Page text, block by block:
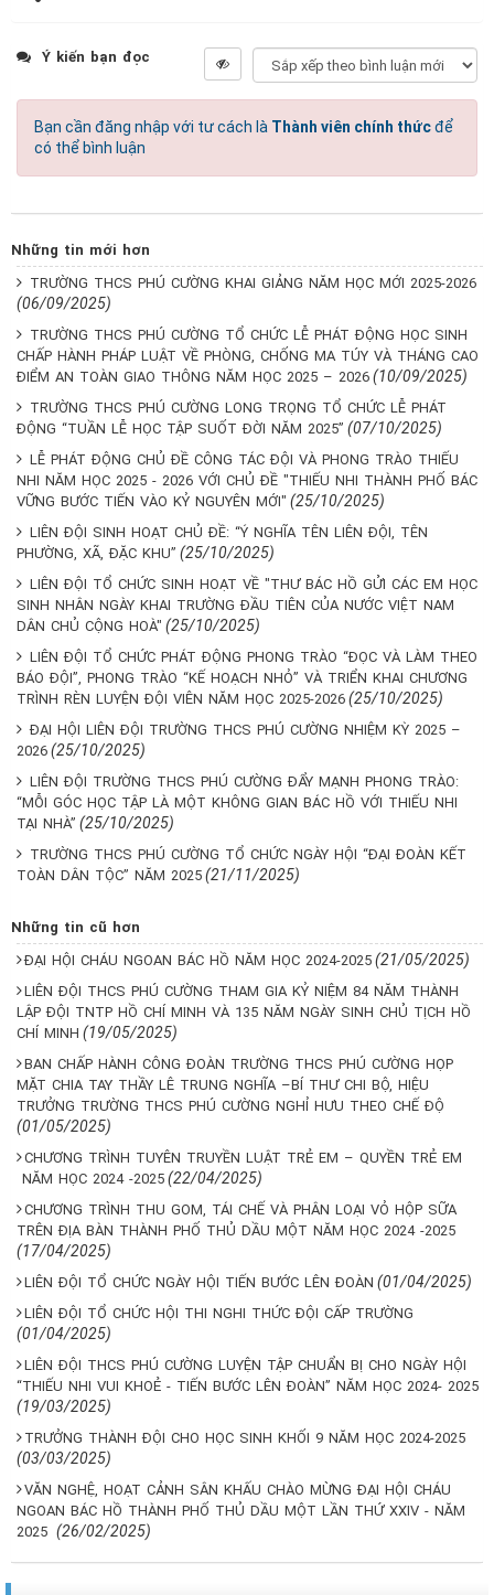
Ý kiến bạn đọc
Bạn cần đăng nhập với tư cách là Thành viên chính thứcđể
có thể bình luận
Những tin mới hơn
TRƯỜNG THCS PHÚ CƯỜNG KHAI GIẢNG NĂM HỌC MỚI 2025-2026
(06/09/2025)
TRƯỜNG THCS PHÚ CƯỜNG TỔ CHỨC LỄ PHÁT ĐỘNG HỌC SINH
CHẤP HÀNH PHÁP LUẬT VỀ PHÒNG, CHỐNG MA TÚY VÀ THÁNG CAO
ĐIỂM AN TOÀN GIAO THÔNG NĂM HỌC 2025 – 2026 (10/09/2025)
TRƯỜNG THCS PHÚ CƯỜNG LONG TRỌNG TỔ CHỨC LỄ PHÁT
ĐỘNG “TUẦN LỄ HỌC TẬP SUỐT ĐỜI NĂM 2025” (07/10/2025)
LỄ PHÁT ĐỘNG CHỦ ĐỀ CÔNG TÁC ĐỘI VÀ PHONG TRÀO THIẾU
NHI NĂM HỌC 2025 - 2026 VỚI CHỦ ĐỀ "THIẾU NHI THÀNH PHỐ BÁC
VỮNG BƯỚC TIẾN VÀO KỶ NGUYÊN MỚI" (25/10/2025)
LIÊN ĐỘI SINH HOẠT CHỦ ĐỀ: “Ý NGHĨA TÊN LIÊN ĐỘI, TÊN
PHƯỜNG, XÃ, ĐẶC KHU” (25/10/2025)
LIÊN ĐỘI TỔ CHỨC SINH HOẠT VỀ "THƯ BÁC HỒ GỬI CÁC EM HỌC
SINH NHÂN NGÀY KHAI TRƯỜNG ĐẦU TIÊN CỦA NƯỚC VIỆT NAM
DÂN CHỦ CỘNG HOÀ" (25/10/2025)
LIÊN ĐỘI TỔ CHỨC PHÁT ĐỘNG PHONG TRÀO “ĐỌC VÀ LÀM THEO
BÁO ĐỘI”, PHONG TRÀO “KẾ HOẠCH NHỎ” VÀ TRIỂN KHAI CHƯƠNG
TRÌNH RÈN LUYỆN ĐỘI VIÊN NĂM HỌC 2025-2026 (25/10/2025)
ĐẠI HỘI LIÊN ĐỘI TRƯỜNG THCS PHÚ CƯỜNG NHIỆM KỲ 2025 –
2026 (25/10/2025)
LIÊN ĐỘI TRƯỜNG THCS PHÚ CƯỜNG ĐẨY MẠNH PHONG TRÀO:
“MỖI GÓC HỌC TẬP LÀ MỘT KHÔNG GIAN BÁC HỒ VỚI THIẾU NHI
TẠI NHÀ” (25/10/2025)
TRƯỜNG THCS PHÚ CƯỜNG TỔ CHỨC NGÀY HỘI “ĐẠI ĐOÀN KẾT
TOÀN DÂN TỘC” NĂM 2025 (21/11/2025)
Những tin cũ hơn
ĐẠI HỘI CHÁU NGOAN BÁC HỒ NĂM HỌC 2024-2025 (21/05/2025)
LIÊN ĐỘI THCS PHÚ CƯỜNG THAM GIA KỶ NIỆM 84 NĂM THÀNH
LẬP ĐỘI TNTP HỒ CHÍ MINH VÀ 135 NĂM NGÀY SINH CHỦ TỊCH HỒ
CHÍ MINH (19/05/2025)
BAN CHẤP HÀNH CÔNG ĐOÀN TRƯỜNG THCS PHÚ CƯỜNG HỌP
MẶT CHIA TAY THẦY LÊ TRUNG NGHĨA –BÍ THƯ CHI BỘ, HIỆU
TRƯỞNG TRƯỜNG THCS PHÚ CƯỜNG NGHỈ HƯU THEO CHẾ ĐỘ
(01/05/2025)
CHƯƠNG TRÌNH TUYÊN TRUYỀN LUẬT TRẺ EM – QUYỀN TRẺ EM
NĂM HỌC 2024 -2025 (22/04/2025)
CHƯƠNG TRÌNH THU GOM, TÁI CHẾ VÀ PHÂN LOẠI VỎ HỘP SỮA
TRÊN ĐỊA BÀN THÀNH PHỐ THỦ DẦU MỘT NĂM HỌC 2024 -2025
(17/04/2025)
LIÊN ĐỘI TỔ CHỨC NGÀY HỘI TIẾN BƯỚC LÊN ĐOÀN (01/04/2025)
LIÊN ĐỘI TỔ CHỨC HỘI THI NGHI THỨC ĐỘI CẤP TRƯỜNG
(01/04/2025)
LIÊN ĐỘI THCS PHÚ CƯỜNG LUYỆN TẬP CHUẨN BỊ CHO NGÀY HỘI
“THIẾU NHI VUI KHOẺ - TIẾN BƯỚC LÊN ĐOÀN” NĂM HỌC 2024- 2025
(19/03/2025)
TRƯỞNG THÀNH ĐỘI CHO HỌC SINH KHỐI 9 NĂM HỌC 2024-2025
(03/03/2025)
VĂN NGHỆ, HOẠT CẢNH SÂN KHẤU CHÀO MỪNG ĐẠI HỘI CHÁU
NGOAN BÁC HỒ THÀNH PHỐ THỦ DẦU MỘT LẦN THỨ XXIV - NĂM
2025 (26/02/2025)